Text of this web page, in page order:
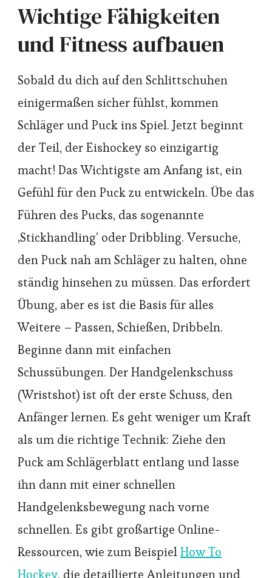
Wichtige Fähigkeiten
und Fitness aufbauen
Sobald du dich auf den Schlittschuhen
einigermaßen sicher fühlst, kommen
Schläger und Puck ins Spiel. Jetzt beginnt
der Teil, der Eishockey so einzigartig
macht! Das Wichtigste am Anfang ist, ein
Gefühl für den Puck zu entwickeln. Übe das
Führen des Pucks, das sogenannte
‚Stickhandling‘ oder Dribbling. Versuche,
den Puck nah am Schläger zu halten, ohne
ständig hinsehen zu müssen. Das erfordert
Übung, aber es ist die Basis für alles
Weitere – Passen, Schießen, Dribbeln.
Beginne dann mit einfachen
Schussübungen. Der Handgelenkschuss
(Wristshot) ist oft der erste Schuss, den
Anfänger lernen. Es geht weniger um Kraft
als um die richtige Technik: Ziehe den
Puck am Schlägerblatt entlang und lasse
ihn dann mit einer schnellen
Handgelenksbewegung nach vorne
schnellen. Es gibt großartige Online-
Ressourcen, wie zum BeispielHow To
Hockey, die detaillierte Anleitungen und